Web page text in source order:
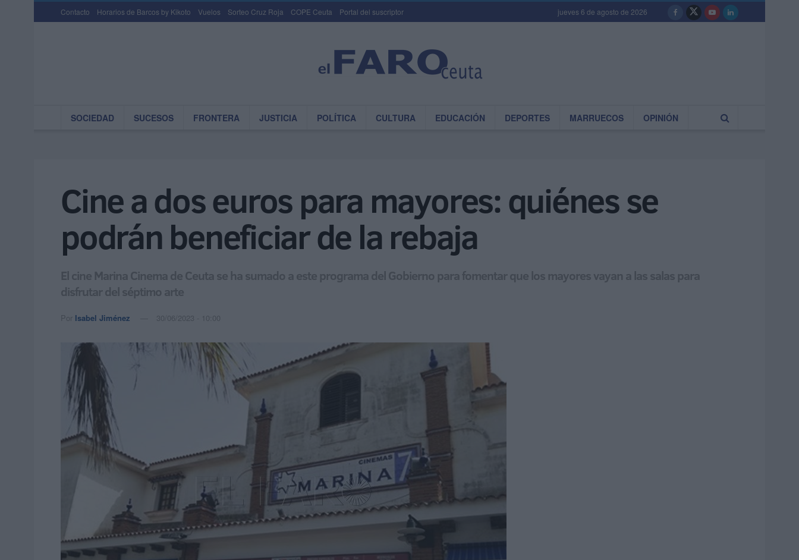
Contacto Horarios de Barcos by Kikoto Vuelos Sorteo Cruz Roja COPE Ceuta Portal del suscriptor jueves 6 de agosto de 2026
SOCIEDAD SUCESOS FRONTERA JUSTICIA POLÍTICA CULTURA EDUCACIÓN DEPORTES MARRUECOS OPINIÓN
Cine a dos euros para mayores: quiénes se
podrán beneficiar de la rebaja
El cine Marina Cinema de Ceuta se ha sumado a este programa del Gobierno para fomentar que los mayores vayan a las salas para
disfrutar del séptimo arte
Por Isabel Jiménez 30/06/2023 - 10:00